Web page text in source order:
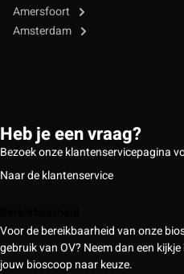
Amersfoort
Amsterdam
Heb je een vraag?
Bezoek onze klantenservicepagina
Naar de klantenservice
Voor de bereikbaarheid van onze
gebruik van OV? Neem dan een
jouw bioscoop naar keuze.